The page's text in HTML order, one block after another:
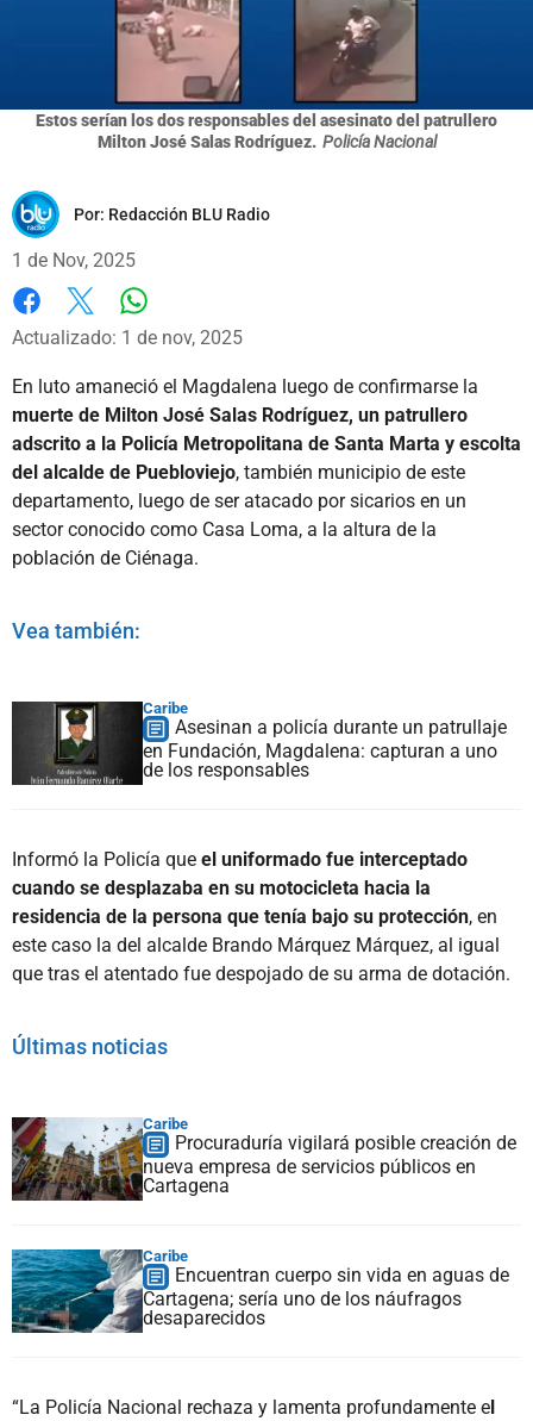
Estos serían los dos responsables del asesinato del patrullero
Milton José Salas Rodríguez. Policía Nacional
Por: Redacción BLU Radio
1 de Nov, 2025
Facebook
X
Actualizado: 1 de nov, 2025
En luto amaneció el Magdalena luego de confirmarse la
muerte de Milton José Salas Rodríguez, un patrullero
adscrito a la Policía Metropolitana de Santa Marta y escolta
del alcalde de Puebloviejo, también municipio de este
departamento, luego de ser atacado por sicarios en un
sector conocido como Casa Loma, a la altura de la
población de Ciénaga.
Vea también:
Caribe
Asesinan a policía durante un patrullaje
en Fundación, Magdalena: capturan a uno
de los responsables
Informó la Policía que el uniformado fue interceptado
cuando se desplazaba en su motocicleta hacia la
residencia de la persona que tenía bajo su protección, en
este caso la del alcalde Brando Márquez Márquez, al igual
que tras el atentado fue despojado de su arma de dotación.
Últimas noticias
Caribe
Procuraduría vigilará posible creación de
nueva empresa de servicios públicos en
Cartagena
Caribe
Encuentran cuerpo sin vida en aguas de
Cartagena; sería uno de los náufragos
desaparecidos
“La Policía Nacional rechaza y lamenta profundamente el